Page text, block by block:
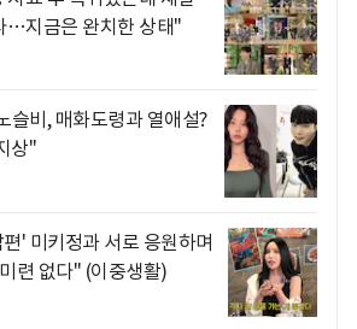
…지금은 완치한 상태"
슬비, 매화도령과 열애설?
상"
' 미키정과 서로 응원하며
련 없다" (이중생활)